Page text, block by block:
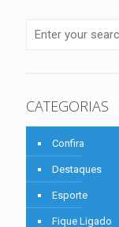
CATEGORIAS
Confira
Destaques
Esporte
Fique Ligado